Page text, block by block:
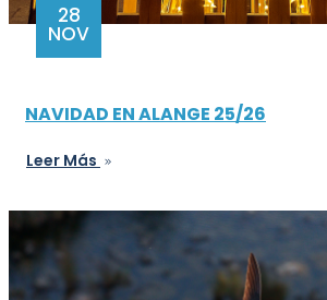
28
NOV
NAVIDAD EN ALANGE 25/26
Leer Más